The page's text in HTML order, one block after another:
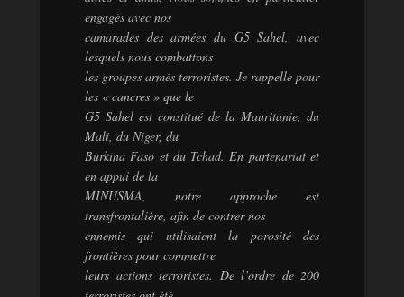
engagés avec nos
camarades des armées du G5 Sahel, avec
lesquels nous combattons
les groupes armés terroristes. Je rappelle pour
les « cancres » que le
G5 Sahel est constitué de la Mauritanie, du
Mali, du Niger, du
Burkina Faso et du Tchad. En partenariat et
en appui de la
MINUSMA, notre approche est
transfrontalière, afin de contrer nos
ennemis qui utilisaient la porosité des
frontières pour commettre
leurs actions terroristes. De l’ordre de 200